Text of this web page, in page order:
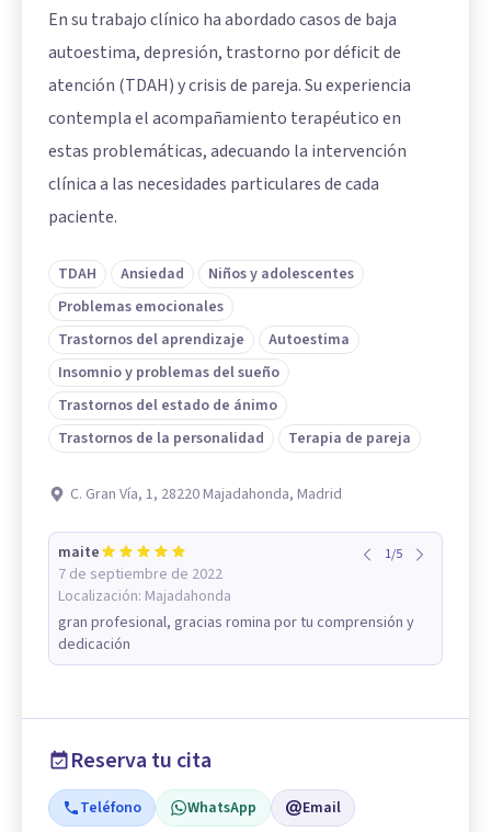
En su trabajo clínico ha abordado casos de baja
autoestima, depresión, trastorno por déficit de
atención (TDAH) y crisis de pareja. Su experiencia
contempla el acompañamiento terapéutico en
estas problemáticas, adecuando la intervención
clínica a las necesidades particulares de cada
paciente.
TDAH Ansiedad
Niños y adolescentes
Problemas emocionales
Trastornos del aprendizaje
Autoestima
Insomnio y problemas del sueño
Trastornos del estado de ánimo
Trastornos de la personalidad
Terapia de pareja
C. Gran Vía, 1, 28220 Majadahonda, Madrid
maite
7 de septiembre de 2022
Localización: Majadahonda
1/5
gran profesional, gracias romina por tu comprensión y
dedicación
Reserva tu cita
Teléfono WhatsApp Email